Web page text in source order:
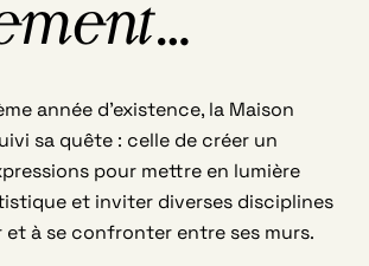
année d’existence, la Maison
sa quête : celle de créer un
pour mettre en lumière
et inviter diverses disciplines
à se confronter entre ses murs.